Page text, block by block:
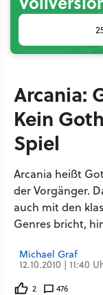
Arcania:
Kein
Spiel
Arcania heißt
der Vorgänger.
auch mit den
Genres bricht,
Michael Graf
12.10.2010 | 11:40
2 476